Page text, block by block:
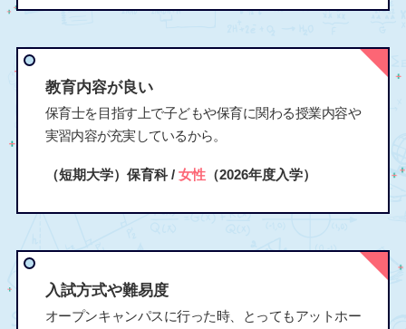
教育内容が良い
保育士を目指す上で子どもや保育に関わる授業内容や
実習内容が充実しているから。
（短期大学）保育科 / 女性（2026年度入学）
入試方式や難易度
オープンキャンパスに行った時、とってもアットホー